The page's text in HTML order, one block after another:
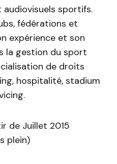
sportifs.
fédérations et
expérience et son
la gestion du sport
de droits
hospitalité, stadium
de Juillet 2015
plein)